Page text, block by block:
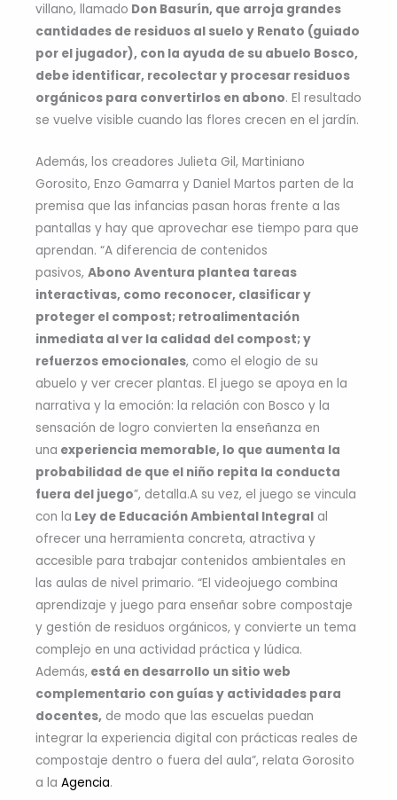
villano, llamado Don Basurín, que arroja grandes
cantidades de residuos al suelo y Renato (guiado
por el jugador), con la ayuda de su abuelo Bosco,
debe identificar, recolectar y procesar residuos
orgánicos para convertirlos en abono. El resultado
se vuelve visible cuando las flores crecen en el jardín.
Además, los creadores Julieta Gil, Martiniano
Gorosito, Enzo Gamarra y Daniel Martos parten de la
premisa que las infancias pasan horas frente a las
pantallas y hay que aprovechar ese tiempo para que
aprendan. “A diferencia de contenidos
pasivos, Abono Aventura plantea tareas
interactivas, como reconocer, clasificar y
proteger el compost; retroalimentación
inmediata al ver la calidad del compost; y
refuerzos emocionales, como el elogio de su
abuelo y ver crecer plantas. El juego se apoya en la
narrativa y la emoción: la relación con Bosco y la
sensación de logro convierten la enseñanza en
una experiencia memorable, lo que aumenta la
probabilidad de que el niño repita la conducta
fuera del juego”, detalla.A su vez, el juego se vincula
con la Ley de Educación Ambiental Integral al
ofrecer una herramienta concreta, atractiva y
accesible para trabajar contenidos ambientales en
las aulas de nivel primario. “El videojuego combina
aprendizaje y juego para enseñar sobre compostaje
y gestión de residuos orgánicos, y convierte un tema
complejo en una actividad práctica y lúdica.
Además, está en desarrollo un sitio web
complementario con guías y actividades para
docentes, de modo que las escuelas puedan
integrar la experiencia digital con prácticas reales de
compostaje dentro o fuera del aula”, relata Gorosito
a la Agencia.